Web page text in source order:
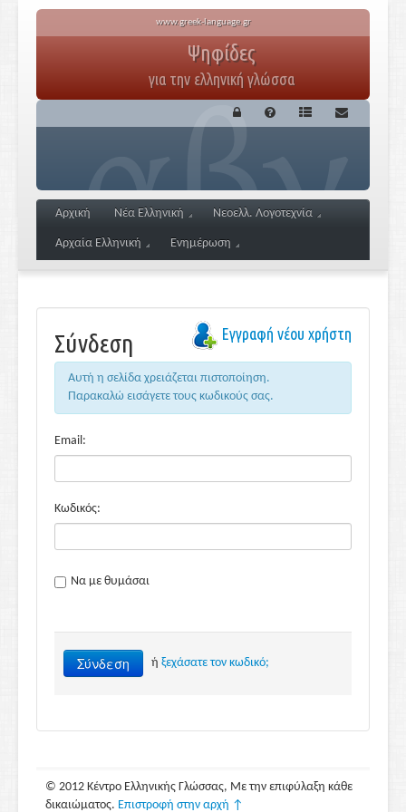
www.greek-language.gr
Ψηφίδες
για την ελληνική γλώσσα
Αρχική Νέα Ελληνική Νεοελλ. Λογοτεχνία
Αρχαία Ελληνική Ενημέρωση
Σύνδεση Εγγραφή νέου χρήστη
Αυτή η σελίδα χρειάζεται πιστοποίηση.
Παρακαλώ εισάγετε τους κωδικούς σας.
Email:
Κωδικός:
Να με θυμάσαι
Σύνδεση ή ξεχάσατε τον κωδικό;
© 2012 Κέντρο Ελληνικής Γλώσσας, Με την επιφύλαξη κάθε
δικαιώματος. Επιστροφή στην αρχή ↑